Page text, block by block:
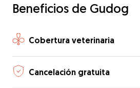
Beneficios de Gudog
Cobertura veterinaria
Cancelación gratuita